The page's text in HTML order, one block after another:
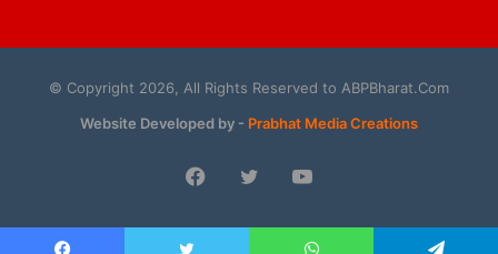
© Copyright 2026, All Rights Reserved to ABPBharat.Com
Website Developed by - Prabhat Media Creations
Facebook
TwitterYouTube